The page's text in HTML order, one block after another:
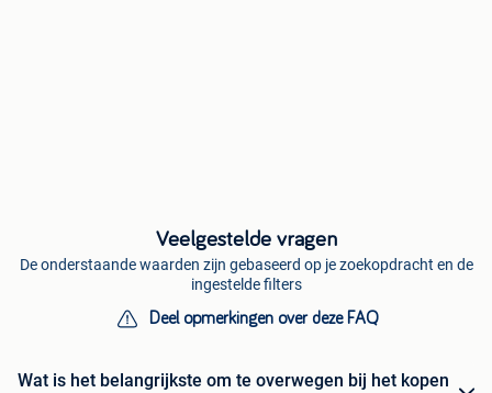
Veelgestelde vragen
De onderstaande waarden zijn gebaseerd op je zoekopdracht en de
ingestelde filters
Deel opmerkingen over deze FAQ
Wat is het belangrijkste om te overwegen bij het kopen